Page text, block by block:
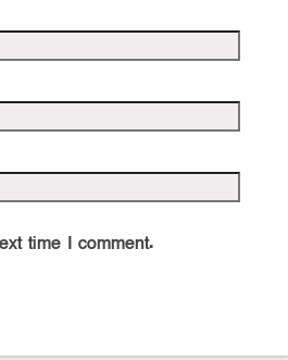
time I comment.